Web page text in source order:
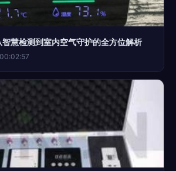
慧检测到室内空气守护的全方位解析